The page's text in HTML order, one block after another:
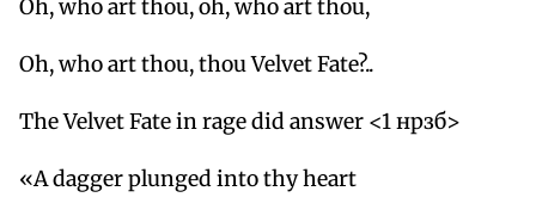
Oh, who art thou, oh, who art thou,
Oh, who art thou, thou Velvet Fate?..
The Velvet Fate in rage did answer <1 нрзб>
«A dagger plunged into thy heart